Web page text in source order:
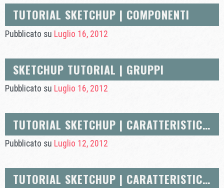
TUTORIAL SKETCHUP | COMPONENTI
Pubblicato su Luglio 16, 2012
SKETCHUP TUTORIAL | GRUPPI
Pubblicato su Luglio 16, 2012
TUTORIAL SKETCHUP | CARATTERISTICHE AVANZATE DELLO STRUMENTO DI SPOSTAMENTO
Pubblicato su Luglio 12, 2012
TUTORIAL SKETCHUP | CARATTERISTICHE AVANZATE DELLO STRUMENTO PUSH/PULL